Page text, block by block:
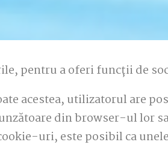
pentru a oferi funcții de
acestea, utilizatorul are
din browser-ul lor
uri, este posibil ca